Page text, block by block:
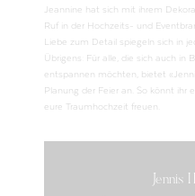
Jennis
Jeannine hat sich mit ihrem
Ruf in der Hochzeits- und
Liebe zum Detail spiegeln sich in
Übrigens: Für alle, die sich auch in
entspannen möchten, bietet
Planung der Feier an. So könnt ihr
eure Traumhochzeit freuen.